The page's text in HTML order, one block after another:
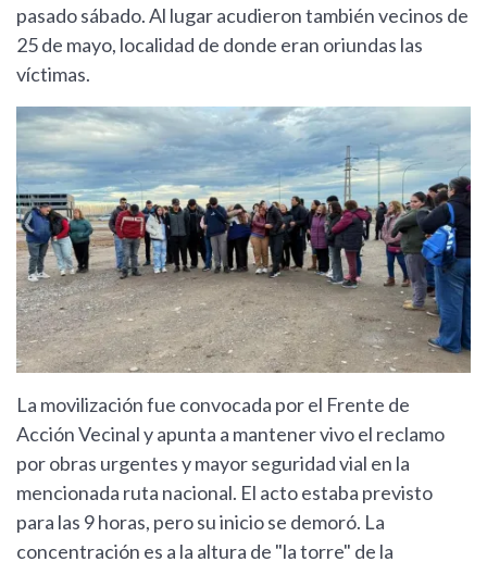
pasado sábado. Al lugar acudieron también vecinos de
25 de mayo, localidad de donde eran oriundas las
víctimas.
La movilización fue convocada por el Frente de
Acción Vecinal y apunta a mantener vivo el reclamo
por obras urgentes y mayor seguridad vial en la
mencionada ruta nacional. El acto estaba previsto
para las 9 horas, pero su inicio se demoró. La
concentración es a la altura de "la torre" de la